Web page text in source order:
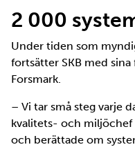
2 000
Under tiden som
fortsätter SKB med
Forsmark.
– Vi tar små steg varje
kvalitets- och miljöchef
och berättade om